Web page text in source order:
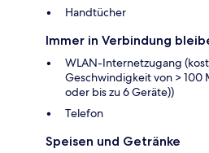
Handtücher
Immer in Verbindung
WLAN-Internetzugang
Geschwindigkeit von > 100
oder bis zu 6 Geräte))
Telefon
Speisen und Getränke